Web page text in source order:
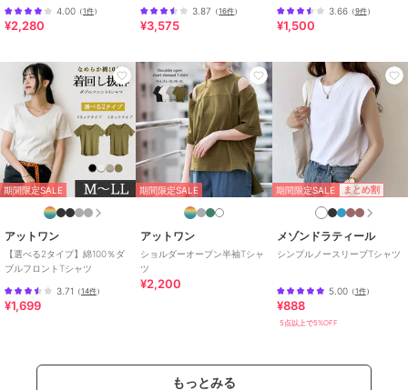
商品のお取り扱い方法
綿・コットン素材/綿100％/カ
ットソー素材/無地/半袖
ースリーブ/LL･13号以上あり
大きいサイズあり /ヘンリーネッ
ク・キーネック/レギュラー丈
(トップス)
Tシャツ・カットソー
綿・コットン素材
ノ
ースリーブ
LL･13号以上あり/
大きいサイズあり
/
ク・キーネック
4.00 （1件）
¥2,280
3.87 （16件）
¥3,575
3.66（9件）
¥1,500
期間限定SALE
アットワン
【選べる2タイプ】綿100％ダ
ブルフロントTシャツ
3.71 （14件）
¥1,699
期間限定SALE
アットワン
ショルダーオープン半袖Tシャ
ツ
¥2,200
期間限定SALE まとめ割
メゾンドラティール
シンプルノースリーブTシャツ
5.00（1件）
¥888
5点以上で5%OFF
もっとみる